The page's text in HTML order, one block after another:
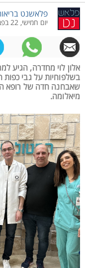
פלאשנט
יום חמישי, 22 בפברואר 2024, 10:03
אלון לוי מחדרה, הגיע
בשלפוחיות על גבי כפות
שאבחנה חדה של רופא
מיאלומה.